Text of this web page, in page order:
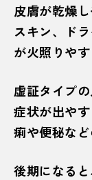
皮膚が乾燥
スキン、ド
が火照りやす
虚証タイプ
症状が出や
痢や便秘など
後期になる